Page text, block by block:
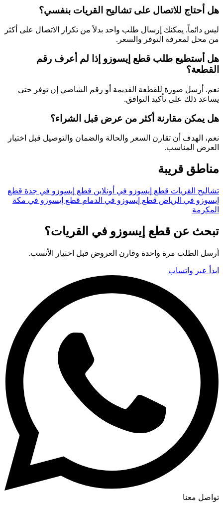
هل أحتاج للاتصال على تشاليح القريات بنفسي؟
ليس دائماً. يمكنك إرسال طلب واحد بدلاً من تكرار الاتصال على أكثر
من محل لمعرفة التوفر والسعر.
هل أستطيع طلب قطع إيسوزو إذا لم أعرف رقم
القطعة؟
نعم. أرسل صورة للقطعة القديمة أو رقم الشاصي إن توفر حتى
يساعد ذلك على تأكيد التوافق.
هل يمكن مقارنة أكثر من عرض قبل الشراء؟
نعم، الهدف أن تقارن السعر والحالة والضمان والتوصيل قبل اختيار
العرض المناسب.
مناطق قريبة
تشاليح القريات قطع إيسوزو في أونلاين قطع إيسوزو في جدة قطع
إيسوزو في الرياض قطع إيسوزو في الدمام قطع إيسوزو في مكة
المكرمة
تبحث عن قطع إيسوزو في القريات؟
أرسل الطلب مرة واحدة وقارن العروض قبل اختيار الأنسب.
ابدأ عبر واتساب
تواصل معنا